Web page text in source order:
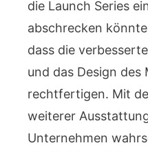
die Launch Series
abschrecken
dass die
und das Design des
rechtfertigen. Mit
weiterer
Unternehmen